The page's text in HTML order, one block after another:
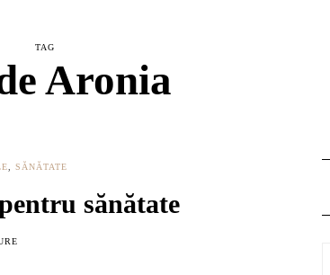
TAG
Aronia
SĂNĂTATE
sănătate